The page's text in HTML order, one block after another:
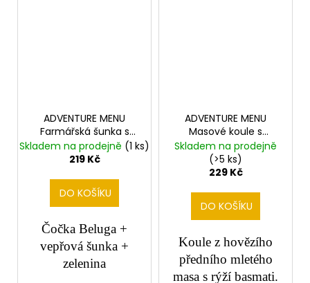
ADVENTURE MENU
Farmářská šunka s
čočkovým ragů
Skladem na prodejně (1 ks)
219 Kč
DO KOŠÍKU
Čočka Beluga +
vepřová šunka +
zelenina
ADVENTURE MENU
Masové koule s
basmati a rajskou
Skladem na prodejně
(>5 ks)
229 Kč
DO KOŠÍKU
Koule z hovězího
předního mletého
masa s rýží basmati.